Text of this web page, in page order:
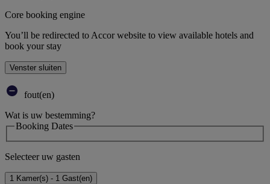
Core booking engine
You’ll be redirected to Accor website to view available hotels and
book your stay
Venster sluiten
fout(en)
Wat is uw bestemming?
Booking Dates
Selecteer uw gasten
1 Kamer(s) - 1 Gast(en)